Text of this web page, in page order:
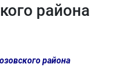
района
района